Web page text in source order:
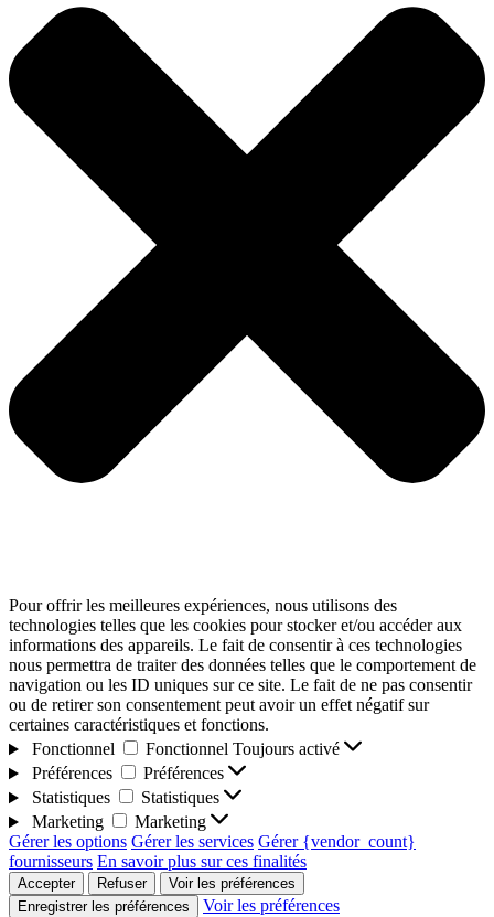
Pour offrir les meilleures expériences, nous utilisons des
technologies telles que les cookies pour stocker et/ou accéder aux
informations des appareils. Le fait de consentir à ces technologies
nous permettra de traiter des données telles que le comportement de
navigation ou les ID uniques sur ce site. Le fait de ne pas consentir
ou de retirer son consentement peut avoir un effet négatif sur
certaines caractéristiques et fonctions.
Fonctionnel
Fonctionnel Toujours activé
Préférences
Préférences
Statistiques
Statistiques
Marketing
Marketing
Gérer les options Gérer les services Gérer {vendor_count}
fournisseurs En savoir plus sur ces finalités
Accepter Refuser
Voir les préférences
Enregistrer les préférences
Voir les préférences